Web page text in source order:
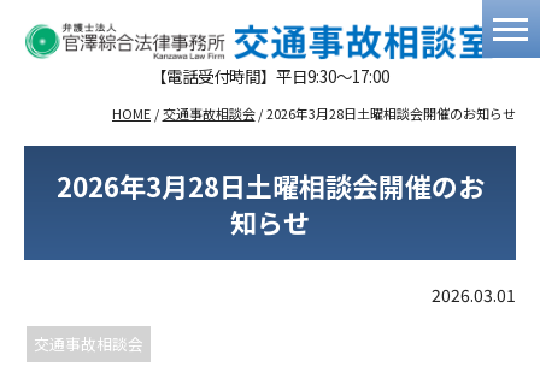
【電話受付時間】平日9:30～17:00
HOME / 交通事故相談会 /2026年3月28日土曜相談会開催のお知らせ
2026年3月28日土曜相談会開催のお
知らせ
2026.03.01
交通事故相談会